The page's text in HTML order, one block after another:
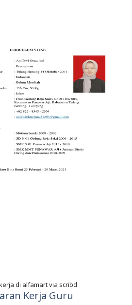
di alfamart via scribd
Kerja Guru